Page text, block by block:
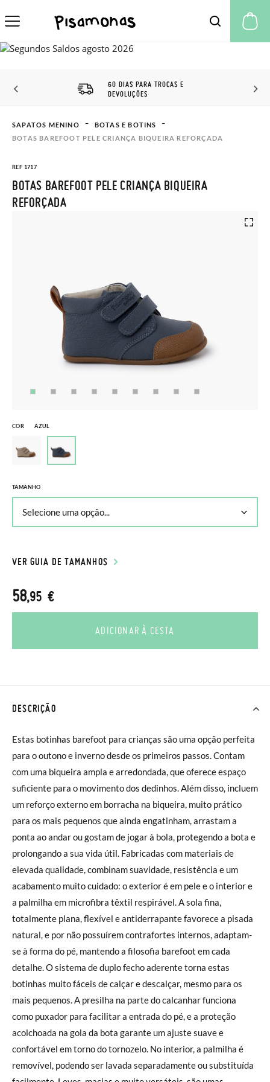
60 DIAS PARA TROCAS E
DEVOLUÇÕES
SAPATOS MENINO
BOTAS E BOTINS
BOTAS BAREFOOT PELE CRIANÇA BIQUEIRA REFORÇADA
REF 1717
BOTAS BAREFOOT PELE CRIANÇA BIQUEIRA
REFORÇADA
COR AZUL
TAMANHO
VER GUIA DE TAMANHOS
58,95 €
ADICIONAR À CESTA
DESCRIÇÃO
Estas botinhas barefoot para crianças são uma opção perfeita
para o outono e inverno desde os primeiros passos. Contam
com uma biqueira ampla e arredondada, que oferece espaço
suficiente para o movimento dos dedinhos. Além disso, incluem
um reforço externo em borracha na biqueira, muito prático
para os mais pequenos que ainda engatinham, arrastam a
ponta ao andar ou gostam de jogar à bola, protegendo a bota e
prolongando a sua vida útil. Fabricadas com materiais de
elevada qualidade, combinam suavidade, resistência e um
acabamento muito cuidado: o exterior é em pele e o interior e
a palmilha em microfibra têxtil respirável. A sola fina,
totalmente plana, flexível e antiderrapante favorece a pisada
natural, e por não possuírem contrafortes internos, adaptam-
se à forma do pé, mantendo a filosofia barefoot em cada
detalhe. O sistema de duplo fecho aderente torna estas
botinhas muito fáceis de calçar e descalçar, mesmo para os
mais pequenos. A presilha na parte do calcanhar funciona
como puxador para facilitar a entrada do pé, e a proteção
acolchoada na gola da bota garante um ajuste suave e
confortável em torno do tornozelo. No interior, a palmilha é
removível, podendo ser lavada separadamente ou substituída